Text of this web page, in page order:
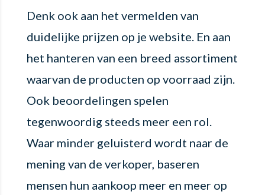
Denk ook aan het vermelden van
duidelijke prijzen op je website. En aan
het hanteren van een breed assortiment
waarvan de producten op voorraad zijn.
Ook beoordelingen spelen
tegenwoordig steeds meer een rol.
Waar minder geluisterd wordt naar de
mening van de verkoper, baseren
mensen hun aankoop meer en meer op